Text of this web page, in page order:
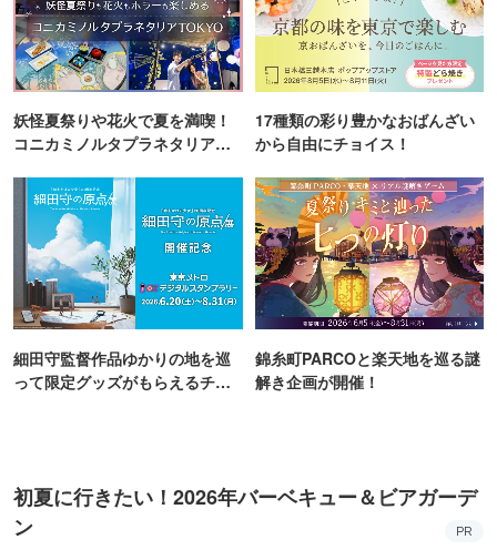
妖怪夏祭りや花火で夏を満喫！
コニカミノルタプラネタリア
17種類の彩り豊かなおばんざい
から自由にチョイス！
細田守監督作品ゆかりの地を巡
って限定グッズがもらえるチャ
錦糸町PARCOと楽天地を巡る謎
解き企画が開催！
初夏に行きたい！2026年バーベキュー＆ビアガーデ
ン
PR